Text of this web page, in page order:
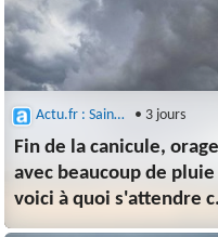
de conduire
Actu.fr : Saint-Etienne • 3 jours
Fin de la canicule,
avec beaucoup de pluie
voici à quoi s'attendre
mardi dans la Loire